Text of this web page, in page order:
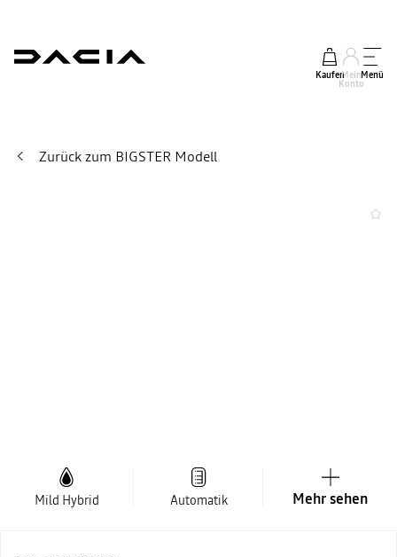
KaufenMein
Konto
Menü
Zurück zum BIGSTER Modell
Mild Hybrid Automatik Mehr sehen